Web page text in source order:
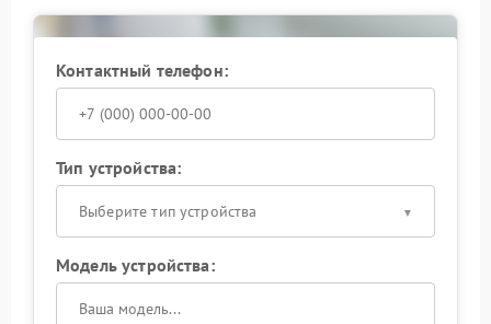
Контактный телефон:
Тип устройства:
Выберите тип устройства
Модель устройства: